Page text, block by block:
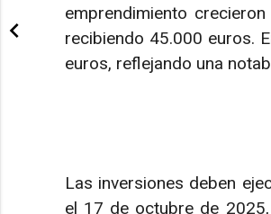
emprendimiento
recibiendo 45.000 euros.
euros, reflejando una
Las inversiones deben
el 17 de octubre de